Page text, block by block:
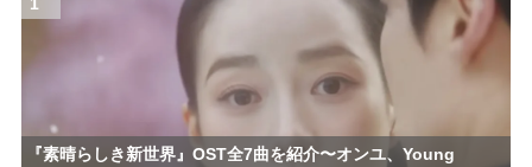
1
『素晴らしき新世界』OST全7曲を紹介〜オンユ、Young